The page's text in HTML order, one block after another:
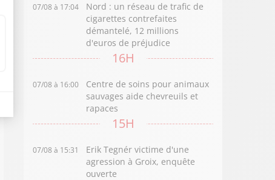
07/08 à 17:04
Nord : un réseau de trafic de
cigarettes contrefaites
démantelé, 12 millions
d'euros de préjudice
16H
07/08 à 16:00
Centre de soins pour animaux
sauvages aide chevreuils et
rapaces
15H
07/08 à 15:31
Erik Tegnér victime d'une
agression à Groix, enquête
ouverte